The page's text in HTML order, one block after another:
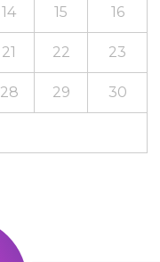
14 15 16
21 22 23
28 29 30